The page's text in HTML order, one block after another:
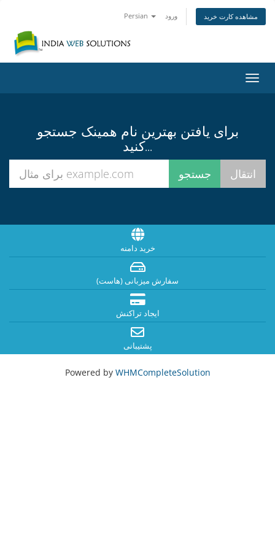
Persian ورود مشاهده کارت خرید
تغییر
برای یافتن بهترین نام همینک جستجو
کنید...
خرید دامنه
سفارش میزبانی (هاست)
ایجاد تراکنش
پشتیبانی
Powered by WHMCompleteSolution